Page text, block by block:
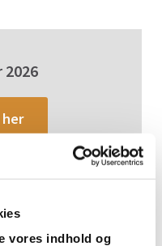
vores indhold og
2026